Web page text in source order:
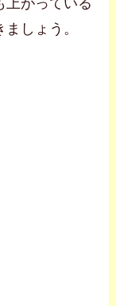
上がっている
しょう。